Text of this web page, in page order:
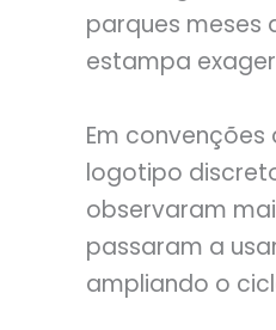
parques meses
estampa
Em
logotipo
observaram
passaram a
ampliando o